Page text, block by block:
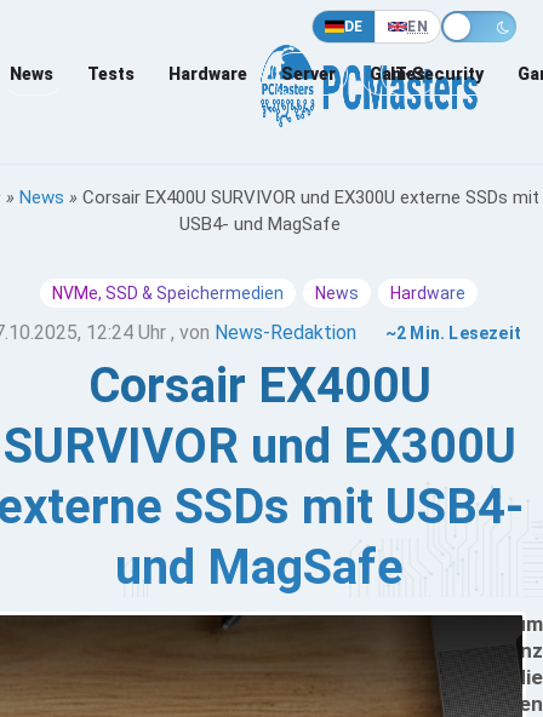
DE EN
News Tests Hardware Server Games
IT-Security
» News » Corsair EX400U SURVIVOR und EX300U externe SSDs mit
USB4- und MagSafe
NVMe, SSD & Speichermedien News Hardware
12:24 Uhr , von News-Redaktion ~2 Min. Lesezeit
Corsair EX400U
SURVIVOR und EX300U
SSDs mit USB4-
und MagSafe
hat sein Angebot an externen Speichermedien um
tragbare SSDs erweitert, die für ganz
Einsatzzwecke entwickelt wurden: die
SURVIVOR, ein USB4-Laufwerk, das für hohen